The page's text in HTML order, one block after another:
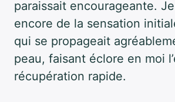
paraissait encourageante.
encore de la sensation
qui se propageait
peau, faisant éclore en moi
récupération rapide.